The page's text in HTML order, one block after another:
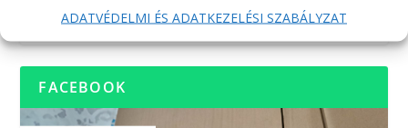
ADATVÉDELMI ÉS ADATKEZELÉSI SZABÁLYZAT
FACEBOOK